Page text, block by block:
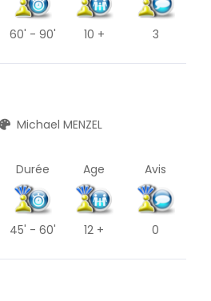
60' - 90' 10 + 3
Michael MENZEL
Durée
45' - 60'
Age
12 +
Avis
0